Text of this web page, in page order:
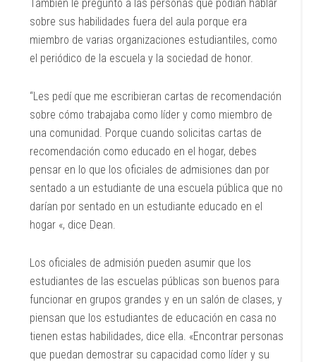
También le preguntó a las personas que podían hablar
sobre sus habilidades fuera del aula porque era
miembro de varias organizaciones estudiantiles, como
el periódico de la escuela y la sociedad de honor.
“Les pedí que me escribieran cartas de recomendación
sobre cómo trabajaba como líder y como miembro de
una comunidad. Porque cuando solicitas cartas de
recomendación como educado en el hogar, debes
pensar en lo que los oficiales de admisiones dan por
sentado a un estudiante de una escuela pública que no
darían por sentado en un estudiante educado en el
hogar «, dice Dean.
Los oficiales de admisión pueden asumir que los
estudiantes de las escuelas públicas son buenos para
funcionar en grupos grandes y en un salón de clases, y
piensan que los estudiantes de educación en casa no
tienen estas habilidades, dice ella. «Encontrar personas
que puedan demostrar su capacidad como líder y su